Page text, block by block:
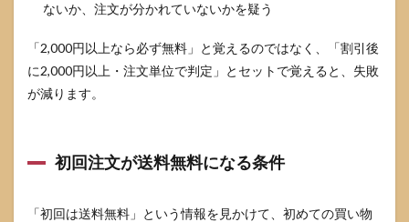
ないか、注文が分かれていないかを疑う
「2,000円以上なら必ず無料」と覚えるのではなく、「割引後
に2,000円以上・注文単位で判定」とセットで覚えると、失敗
が減ります。
初回注文が送料無料になる条件
「初回は送料無料」という情報を見かけて、初めての買い物